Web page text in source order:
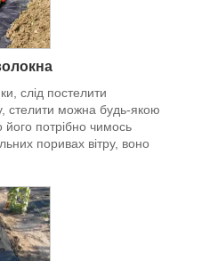
слід постелити
стелити можна будь-якою
потрібно чимось
поривах вітру, воно